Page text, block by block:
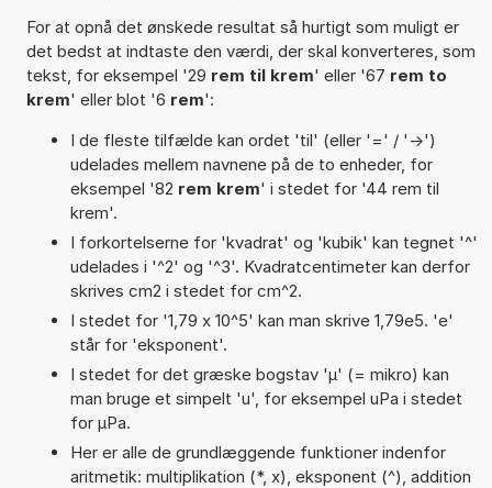
For at opnå det ønskede resultat så hurtigt som muligt er
det bedst at indtaste den værdi, der skal konverteres, som
tekst, for eksempel '29 rem til krem' eller '67 rem to
krem' eller blot '6 rem':
I de fleste tilfælde kan ordet 'til' (eller '=' / '->')
udelades mellem navnene på de to enheder, for
eksempel '82 rem krem' i stedet for '44 rem til
krem'.
I forkortelserne for 'kvadrat' og 'kubik' kan tegnet '^'
udelades i '^2' og '^3'. Kvadratcentimeter kan derfor
skrives cm2 i stedet for cm^2.
I stedet for '1,79 x 10^5' kan man skrive 1,79e5. 'e'
står for 'eksponent'.
I stedet for det græske bogstav 'µ' (= mikro) kan
man bruge et simpelt 'u', for eksempel uPa i stedet
for µPa.
Her er alle de grundlæggende funktioner indenfor
aritmetik: multiplikation (*, x), eksponent (^), addition